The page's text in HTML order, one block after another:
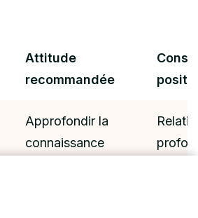
Attitude
recommandée
Approfondir la
connaissance